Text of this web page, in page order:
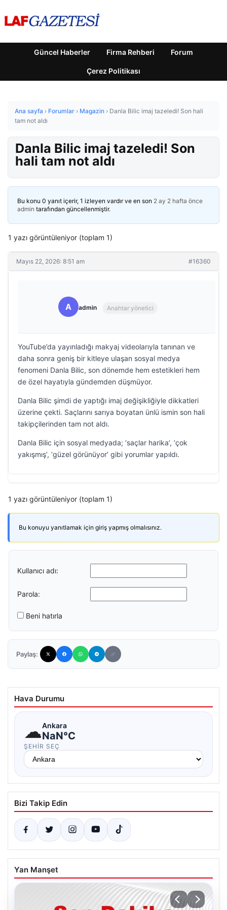
Güncel Haberler Firma Rehberi Forum
Çerez Politikası
Ana sayfa › Forumlar › Magazin › Danla Bilic imaj tazeledi! Son hali
tam not aldı
Danla Bilic imaj tazeledi! Son
hali tam not aldı
Bu konu 0 yanıt içerir, 1 izleyen vardır ve en son 2 ay 2 hafta önce
admin tarafından güncellenmiştir.
1 yazı görüntüleniyor (toplam 1)
Mayıs 22, 2026: 8:51 am #16360
A admin Anahtar yönetici
YouTube’da yayınladığı makyaj videolarıyla tanınan ve
daha sonra geniş bir kitleye ulaşan sosyal medya
fenomeni Danla Bilic, son dönemde hem estetikleri hem
de özel hayatıyla gündemden düşmüyor.
Danla Bilic şimdi de yaptığı imaj değişikliğiyle dikkatleri
üzerine çekti. Saçlarını sarıya boyatan ünlü ismin son hali
takipçilerinden tam not aldı.
Danla Bilic için sosyal medyada; ‘saçlar harika’, ‘çok
yakışmış’, ‘güzel görünüyor’ gibi yorumlar yapıldı.
1 yazı görüntüleniyor (toplam 1)
Bu konuyu yanıtlamak için giriş yapmış olmalısınız.
Kullanıcı adı:
Parola:
Beni hatırla
Paylaş:
Hava Durumu
☁Ankara
NaN°C
ŞEHIR SEÇ
Bizi Takip Edin
Yan Manşet